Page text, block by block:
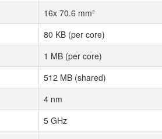
16x 70.6 mm²
80 KB (per core)
1 MB (per core)
512 MB (shared)
4 nm
5 GHz